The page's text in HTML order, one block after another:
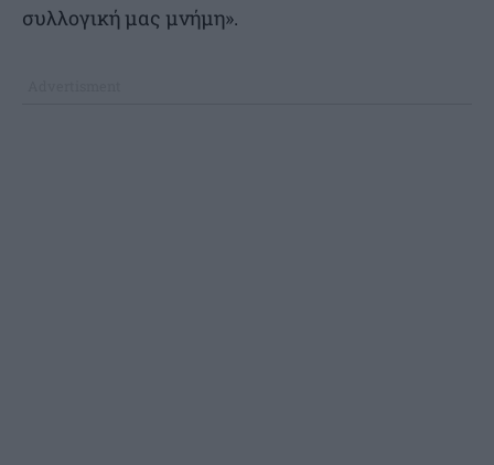
συλλογική μας μνήμη».